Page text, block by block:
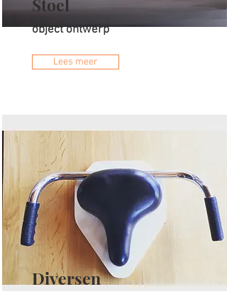
Stoel
object ontwerp
Lees meer
Diversen